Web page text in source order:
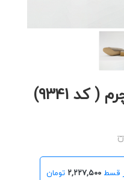
9341)
۲,۲۲۷,۵۰۰ تومان